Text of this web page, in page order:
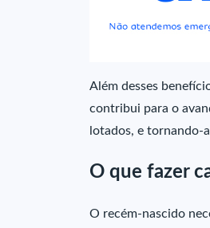
Além desses
contribui para o
lotados, e tornando-
O que fazer
O recém-nascido